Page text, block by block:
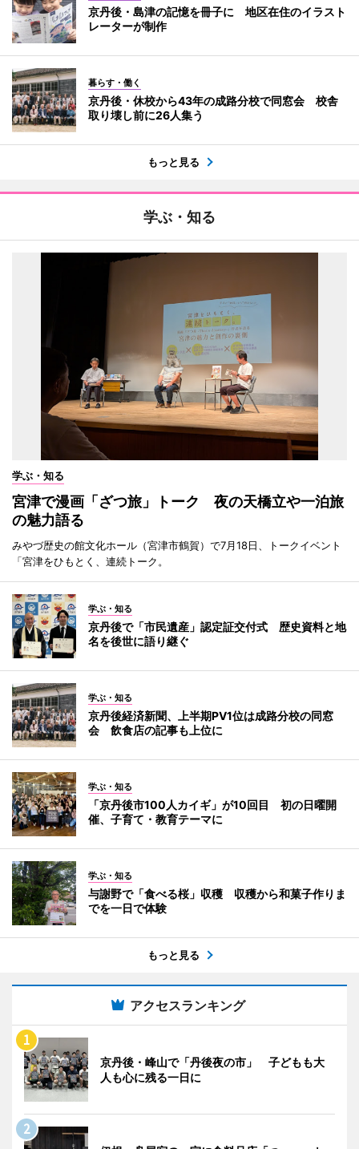
京丹後・島津の記憶を冊子に 地区在住のイラスト
レーターが制作
暮らす・働く
京丹後・休校から43年の成路分校で同窓会 校舎
取り壊し前に26人集う
もっと見る
学ぶ・知る
学ぶ・知る
宮津で漫画「ざつ旅」トーク 夜の天橋立や一泊旅
の魅力語る
みやづ歴史の館文化ホール（宮津市鶴賀）で7月18日、トークイベント
「宮津をひもとく、連続トーク。
学ぶ・知る
京丹後で「市民遺産」認定証交付式 歴史資料と地
名を後世に語り継ぐ
学ぶ・知る
京丹後経済新聞、上半期PV1位は成路分校の同窓
会 飲食店の記事も上位に
学ぶ・知る
「京丹後市100人カイギ」が10回目 初の日曜開
催、子育て・教育テーマに
学ぶ・知る
与謝野で「食べる桜」収穫 収穫から和菓子作りま
でを一日で体験
もっと見る
アクセスランキング
京丹後・峰山で「丹後夜の市」 子どもも大
人も心に残る一日に